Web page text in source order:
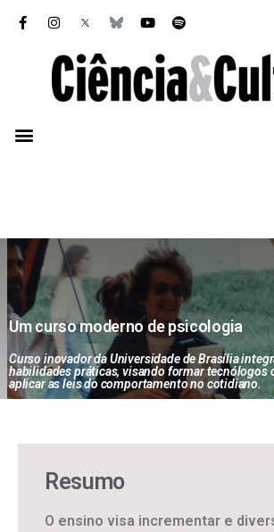
Um curso moderno de psicologia
Curso inovador da Universidade de Brasília
habilidades práticas, visando formar tecnólogos
aplicar as leis do comportamento no cotidiano.
Resumo
O ensino visa incrementar e